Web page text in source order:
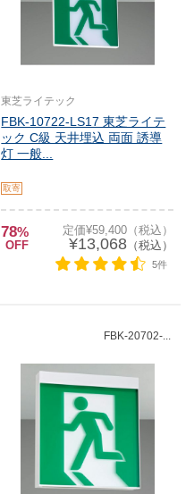
東芝ライテック
FBK-10722-LS17 東芝ライテ
ック C級 天井埋込 両面 誘導
灯 一般...
取寄
78%
OFF
定価¥59,400（税込）
¥13,068（税込）
5件
FBK-20702-...